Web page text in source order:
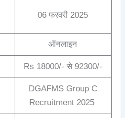
06 फरवरी 2025
ऑनलाइन
Rs 18000/- से 92300/-
DGAFMS Group C
Recruitment 2025